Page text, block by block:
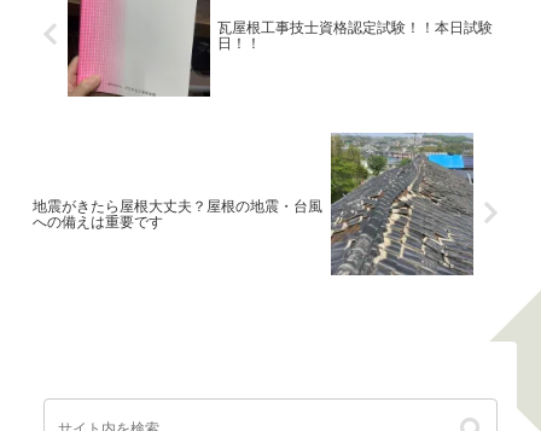
瓦屋根工事技士資格認定試験！！本日試験
日！！
地震がきたら屋根大丈夫？屋根の地震・台風
への備えは重要です